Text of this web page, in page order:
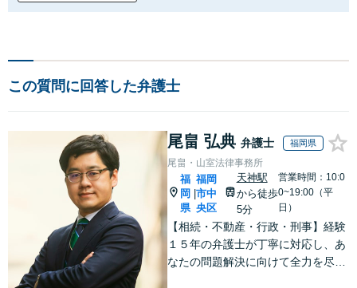
この質問に回答した弁護士
尾畠 弘典 弁護士 福岡県
尾畠・山室法律事務所
福
岡
県
|
福岡
市中
央区
天神駅
から徒歩
5分
営業時間：10:0
0~19:00（平
日）
【相続・不動産・行政・刑事】経験
１５年の弁護士が丁寧に対応し、あ
なたの問題解決に向けて全力を尽く